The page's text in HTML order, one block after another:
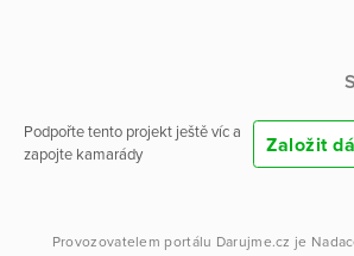
Podpořte tento projekt ještě víc a
zapojte kamarády
Založit
Provozovatelem portálu Darujme.cz je